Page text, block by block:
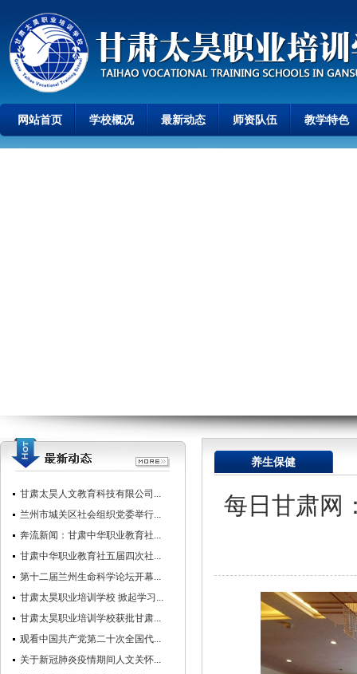
网站首页 学校概况 最新动态 师资队伍 教学特色
甘肃太昊人文教育科技有限公司...
兰州市城关区社会组织党委举行...
奔流新闻：甘肃中华职业教育社...
甘肃中华职业教育社五届四次社...
第十二届兰州生命科学论坛开幕...
甘肃太昊职业培训学校 掀起学习...
甘肃太昊职业培训学校获批甘肃...
观看中国共产党第二十次全国代...
关于新冠肺炎疫情期间人文关怀...
养生保健
每日甘肃网